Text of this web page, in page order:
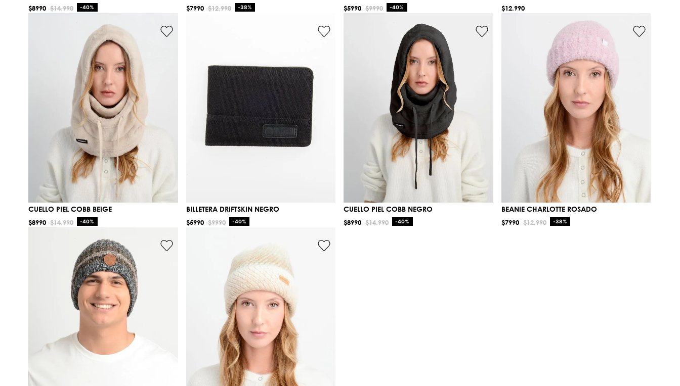
$14.990
$8990 -40% $12.990
$7990 -38% $9990
$5990 -40% $12.990
CUELLO PIEL COBB BEIGE
$14.990
$8990 -40%
BILLETERA DRIFTSKIN NEGRO
$9990
$5990 -40%
CUELLO PIEL COBB NEGRO
$14.990
$8990 -40%
BEANIE CHARLOTTE ROSADO
$12.990
$7990 -38%